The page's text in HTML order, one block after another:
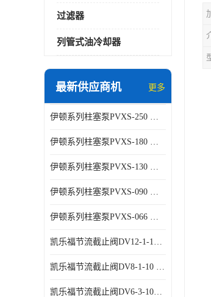
过滤器
列管式油冷却器
最新供应商机 更多
伊顿系列柱塞泵PVXS-250 钢铁厂液压系统增压油泵
伊顿系列柱塞泵PVXS-180 钢铁厂液压系统增压油泵
伊顿系列柱塞泵PVXS-130 钢铁厂液压系统增压油泵
伊顿系列柱塞泵PVXS-090 钢铁厂液压系统增压油泵
伊顿系列柱塞泵PVXS-066 钢铁厂液压系统增压油泵
凯乐福节流截止阀DV12-1-10 液压站节流阀
凯乐福节流截止阀DV8-1-10 液压站节流阀
凯乐福节流截止阀DV6-3-10液压站节流阀